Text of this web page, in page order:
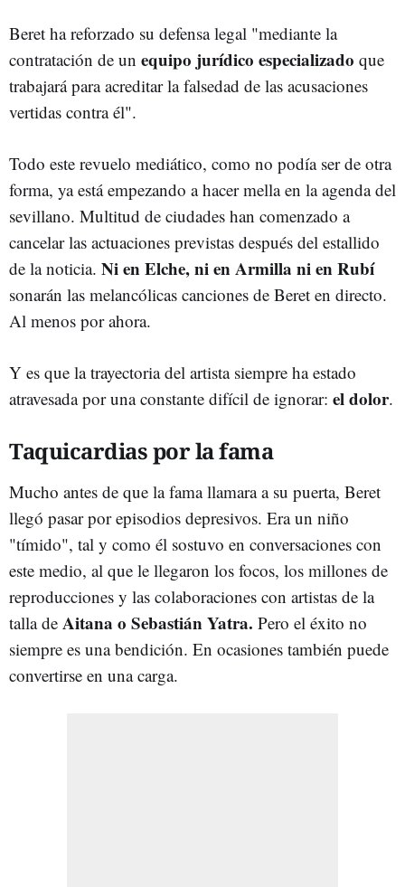
Beret ha reforzado su defensa legal "mediante la
contratación de un equipo jurídico especializado que
trabajará para acreditar la falsedad de las acusaciones
vertidas contra él".
Todo este revuelo mediático, como no podía ser de otra
forma, ya está empezando a hacer mella en la agenda del
sevillano. Multitud de ciudades han comenzado a
cancelar las actuaciones previstas después del estallido
de la noticia. Ni en Elche, ni en Armilla ni en Rubí
sonarán las melancólicas canciones de Beret en directo.
Al menos por ahora.
Y es que la trayectoria del artista siempre ha estado
atravesada por una constante difícil de ignorar: el dolor.
Taquicardias por la fama
Mucho antes de que la fama llamara a su puerta, Beret
llegó pasar por episodios depresivos. Era un niño
"tímido", tal y como él sostuvo en conversaciones con
este medio, al que le llegaron los focos, los millones de
reproducciones y las colaboraciones con artistas de la
talla de Aitana o Sebastián Yatra. Pero el éxito no
siempre es una bendición. En ocasiones también puede
convertirse en una carga.